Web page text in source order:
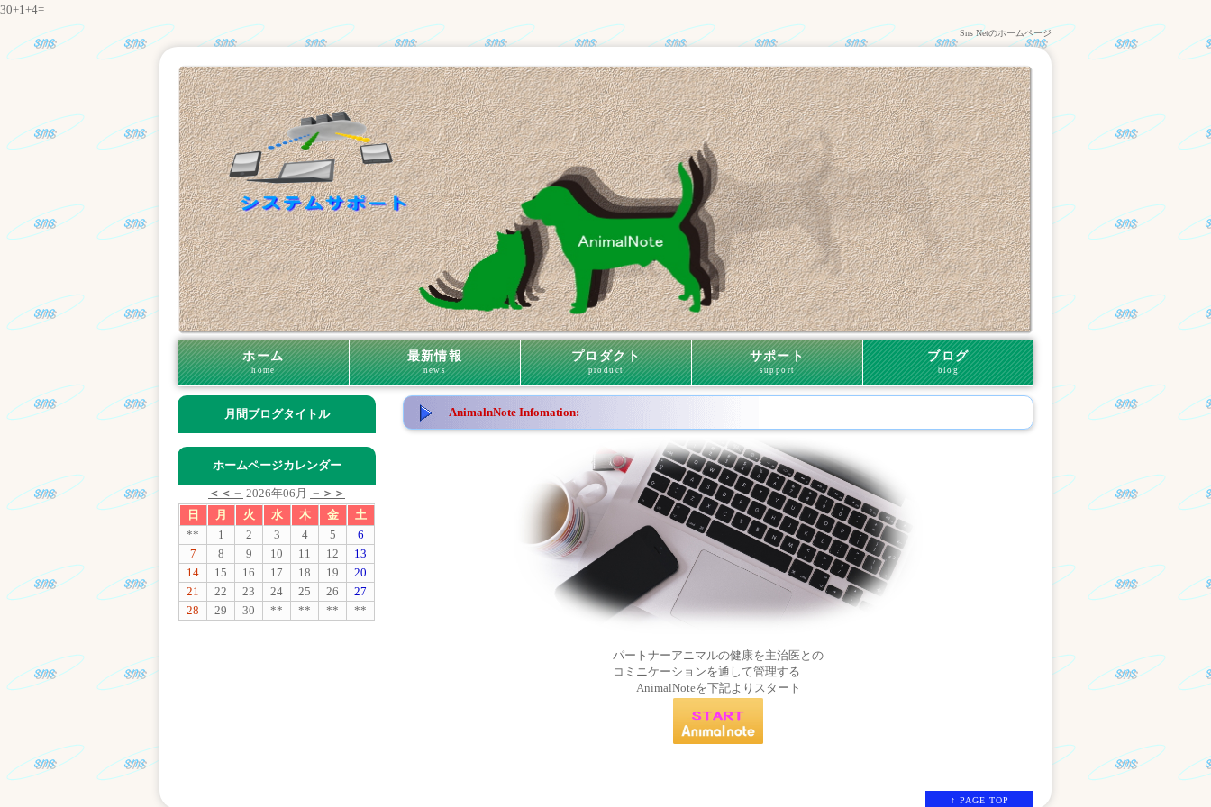
30+1+4=
Sns Netのホームページ
ホーム
home
最新情報
news
プロダクト
product
サポート
support
ブログ
blog
AnimalnNote Infomation:
パートナーアニマルの健康を主治医との
コミニケーションを通して管理する
AnimalNoteを下記よりスタート
月間ブログタイトル
ホームページカレンダー
＜＜－ 2026年06月
－＞＞
日
月 火 水 木 金
土
**
1 2 3 4 5
6
7
8 9 10 11 12
13
14
15 16 17 18 19
20
21
22 23 24 25 26
27
28
29 30 ** ** ** **
↑ PAGE TOP